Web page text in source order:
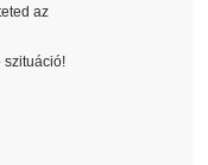
az
szituáció!